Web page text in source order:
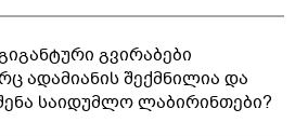
გვირაბები
ადამიანის შექმნილია და
საიდუმლო ლაბირინთები?